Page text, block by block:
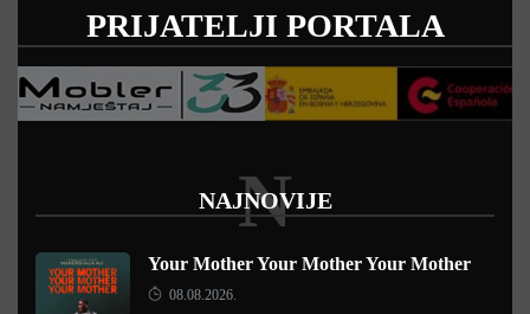
PRIJATELJI PORTALA
NAJNOVIJE
N
Your Mother Your Mother Your Mother
08.08.2026.